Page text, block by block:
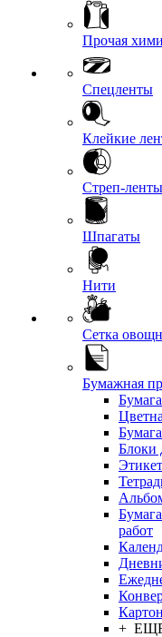
Прочая
Спецленты
Клейкие
Стреп-ленты
Шпагаты
Нити
Сетка
Бумажная
Блоки
работ
Картон
+